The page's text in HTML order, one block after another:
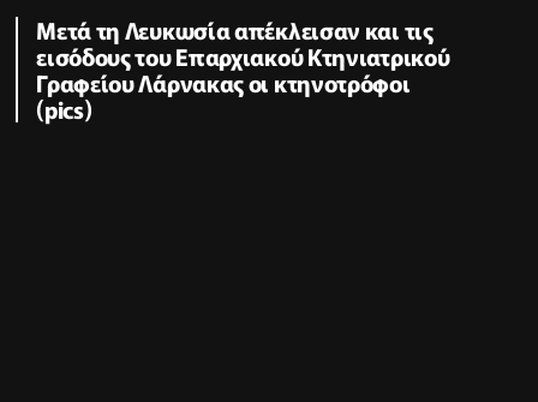
Μετά τη Λευκωσία απέκλεισαν και τις
εισόδους του Επαρχιακού Κτηνιατρικού
Γραφείου Λάρνακας οι κτηνοτρόφοι
(pics)